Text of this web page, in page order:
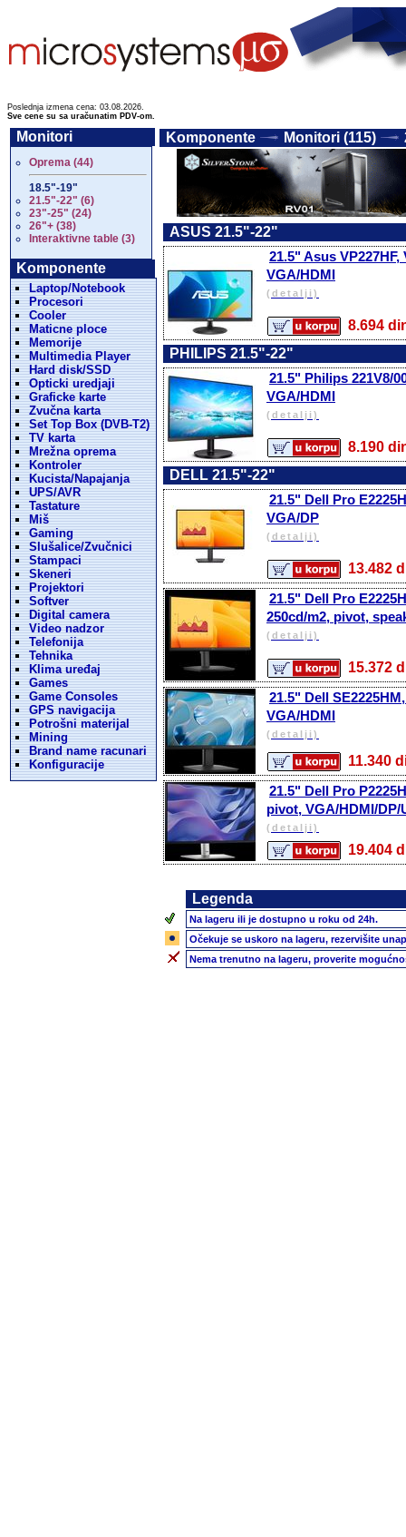
Poslednja izmena cena: 03.08.2026.
Sve cene su sa uračunatim PDV-om.
Monitori
Oprema (44)
18.5"-19"
21.5"-22" (6)
23"-25" (24)
26"+ (38)
Interaktivne table (3)
Komponente
Laptop/Notebook
Procesori
Cooler
Maticne ploce
Memorije
Multimedia Player
Hard disk/SSD
Opticki uredjaji
Graficke karte
Zvučna karta
Set Top Box (DVB-T2)
TV karta
Mrežna oprema
Kontroler
Kucista/Napajanja
UPS/AVR
Tastature
Miš
Gaming
Slušalice/Zvučnici
Stampaci
Skeneri
Projektori
Softver
Digital camera
Video nadzor
Telefonija
Tehnika
Klima uređaj
Games
Game Consoles
GPS navigacija
Potrošni materijal
Mining
Brand name racunari
Konfiguracije
Komponente Monitori (115)
ASUS 21.5"-22"
21.5" Asus VP227HF,
VGA/HDMI
(detalji)
8.694
PHILIPS 21.5"-22"
21.5" Philips 221V8/
VGA/HDMI
(detalji)
8.190
DELL 21.5"-22"
21.5" Dell Pro
VGA/DP
(detalji)
21.5" Dell Pro
250cd/m2, pivot,
(detalji)
21.5" Dell
VGA/HDMI
(detalji)
21.5" Dell Pro
pivot, VGA/HDMI/DP/
(detalji)
Legenda
Na lageru ili je dostupno u roku od 24h.
Očekuje se uskoro na lageru, rezervišite
Nema trenutno na lageru, proverite